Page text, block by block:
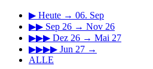
▶ Heute → 06. Sep
▶▶ Sep 26 → Nov 26
▶▶▶ Dez 26 → Mai 27
▶▶▶▶ Jun 27 →
ALLE